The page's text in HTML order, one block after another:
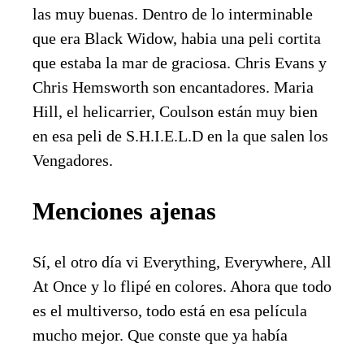
las muy buenas. Dentro de lo interminable
que era Black Widow, habia una peli cortita
que estaba la mar de graciosa. Chris Evans y
Chris Hemsworth son encantadores. Maria
Hill, el helicarrier, Coulson están muy bien
en esa peli de S.H.I.E.L.D en la que salen los
Vengadores.
Menciones ajenas
Sí, el otro día vi Everything, Everywhere, All
At Once y lo flipé en colores. Ahora que todo
es el multiverso, todo está en esa película
mucho mejor. Que conste que ya había